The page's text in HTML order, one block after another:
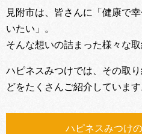
見附市は、皆さんに「健康で
いたい」。
そんな想いの詰まった様々な
ハピネスみつけでは、その取
どをたくさんご紹介しています
ハピネスみつけ